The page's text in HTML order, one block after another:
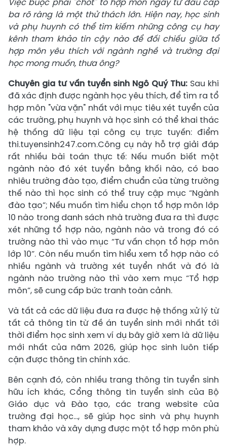
ba rõ ràng là một thử thách lớn. Hiện nay, học sinh
và phụ huynh có thể tìm kiếm những công cụ hay
kênh tham khảo tin cậy nào để đối chiếu giữa tổ
hợp môn yêu thích với ngành nghề và trường đại
học mong muốn, thưa ông?
Chuyên gia tư vấn tuyển sinh Ngô Quý Thu: Sau khi
đã xác định được ngành học yêu thích, để tìm ra tổ
hợp môn "vừa vặn" nhất với mục tiêu xét tuyển của
các trường, phụ huynh và học sinh có thể khai thác
hệ thống dữ liệu tại công cụ trực tuyến: điểm
thi.tuyensinh247.com.Công cụ này hỗ trợ giải đáp
rất nhiều bài toán thực tế: Nếu muốn biết một
ngành nào đó xét tuyển bằng khối nào, có bao
nhiêu trường đào tạo, điểm chuẩn của từng trường
thế nào thì học sinh có thể truy cập mục “Ngành
đào tạo”; Nếu muốn tìm hiểu chọn tổ hợp môn lớp
10 nào trong danh sách nhà trường đưa ra thì được
xét những tổ hợp nào, ngành nào và trong đó có
trường nào thì vào mục “Tư vấn chọn tổ hợp môn
lớp 10”. Còn nếu muốn tìm hiểu xem tổ hợp nào có
nhiều ngành và trường xét tuyển nhất và đó là
ngành nào trường nào thì vào xem mục “Tổ hợp
môn”, sẽ cung cấp bức tranh toàn cảnh.
Và tất cả các dữ liệu đưa ra được hệ thống xử lý từ
tất cả thông tin từ đề án tuyển sinh mới nhất tới
thời điểm học sinh xem ví dụ bây giờ xem là dữ liệu
mới nhất của năm 2026, giúp học sinh luôn tiếp
cận được thông tin chính xác.
Bên cạnh đó, còn nhiều trang thông tin tuyển sinh
hữu ích khác, Cổng thông tin tuyển sinh của Bộ
Giáo dục và Đào tạo, các trang website của
trường đại học…, sẽ giúp học sinh và phụ huynh
tham khảo và xây dựng được một tổ hợp môn phù
hợp.